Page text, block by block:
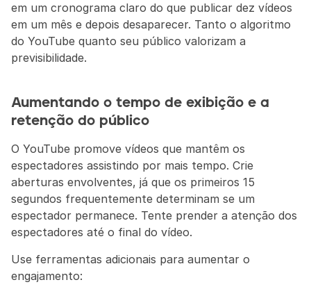
em um cronograma claro do que publicar dez vídeos
em um mês e depois desaparecer. Tanto o algoritmo
do YouTube quanto seu público valorizam a
previsibilidade.
Aumentando o tempo de exibição e a
retenção do público
O YouTube promove vídeos que mantêm os
espectadores assistindo por mais tempo. Crie
aberturas envolventes, já que os primeiros 15
segundos frequentemente determinam se um
espectador permanece. Tente prender a atenção dos
espectadores até o final do vídeo.
Use ferramentas adicionais para aumentar o
engajamento: